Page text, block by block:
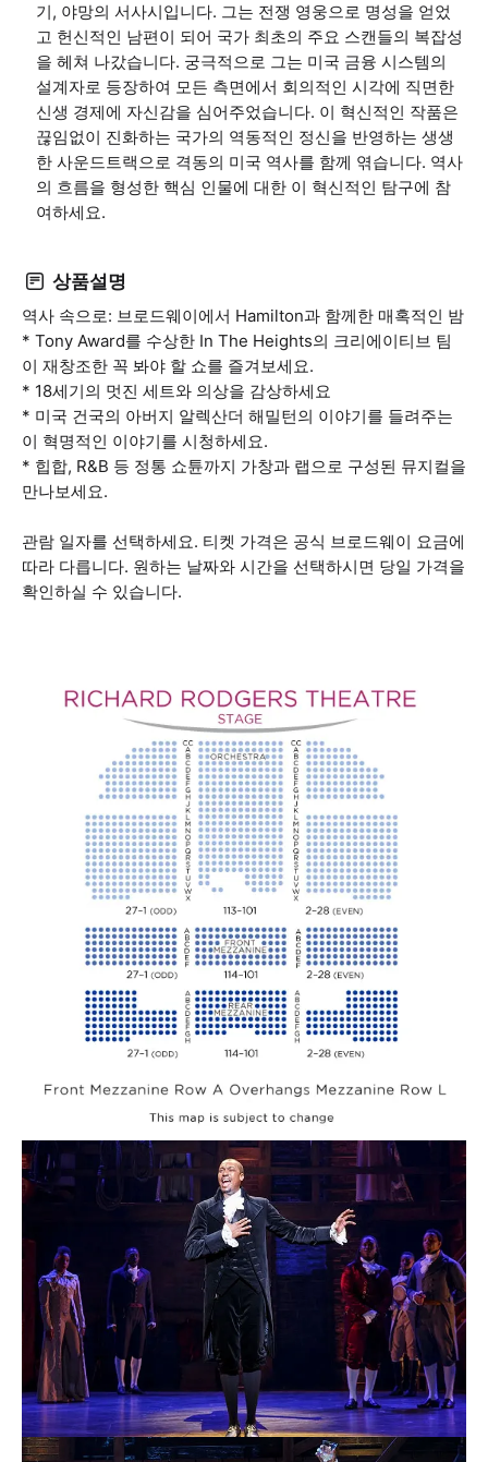
기, 야망의 서사시입니다. 그는 전쟁 영웅으로 명성을 얻었
고 헌신적인 남편이 되어 국가 최초의 주요 스캔들의 복잡성
을 헤쳐 나갔습니다. 궁극적으로 그는 미국 금융 시스템의
설계자로 등장하여 모든 측면에서 회의적인 시각에 직면한
신생 경제에 자신감을 심어주었습니다. 이 혁신적인 작품은
끊임없이 진화하는 국가의 역동적인 정신을 반영하는 생생
한 사운드트랙으로 격동의 미국 역사를 함께 엮습니다. 역사
의 흐름을 형성한 핵심 인물에 대한 이 혁신적인 탐구에 참
여하세요.
상품설명
역사 속으로: 브로드웨이에서 Hamilton과 함께한 매혹적인 밤
* Tony Award를 수상한 In The Heights의 크리에이티브 팀
이 재창조한 꼭 봐야 할 쇼를 즐겨보세요.
* 18세기의 멋진 세트와 의상을 감상하세요
* 미국 건국의 아버지 알렉산더 해밀턴의 이야기를 들려주는
이 혁명적인 이야기를 시청하세요.
* 힙합, R&B 등 정통 쇼튠까지 가창과 랩으로 구성된 뮤지컬을
만나보세요.
관람 일자를 선택하세요. 티켓 가격은 공식 브로드웨이 요금에
따라 다릅니다. 원하는 날짜와 시간을 선택하시면 당일 가격을
확인하실 수 있습니다.